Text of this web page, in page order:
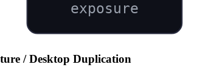
exposure
/ Desktop Duplication